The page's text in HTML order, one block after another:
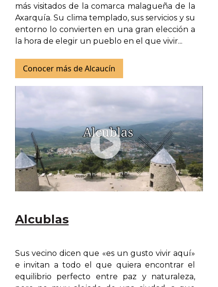
más visitados de la comarca malagueña de la
Axarquía. Su clima templado, sus servicios y su
entorno lo convierten en una gran elección a
la hora de elegir un pueblo en el que vivir...
Conocer más de Alcaucín
Alcublas
Sus vecino dicen que «es un gusto vivir aquí»
e invitan a todo el que quiera encontrar el
equilibrio perfecto entre paz y naturaleza,